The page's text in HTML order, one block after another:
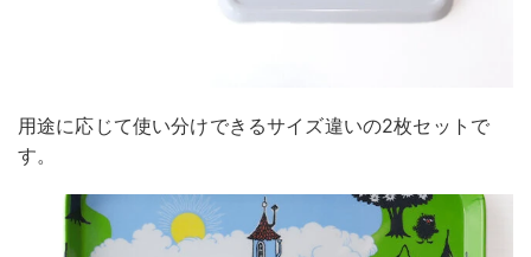
用途に応じて使い分けできるサイズ違いの2枚セットで
す。